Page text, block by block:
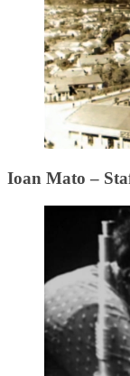
Ioan Mato –